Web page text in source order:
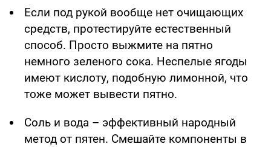
Если под рукой вообще нет очищающих
средств, протестируйте естественный
способ. Просто выжмите на пятно
немного зеленого сока. Неспелые ягоды
имеют кислоту, подобную лимонной, что
тоже может вывести пятно.
Соль и вода – эффективный народный
метод от пятен. Смешайте компоненты в